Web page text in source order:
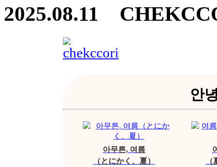
2025.08.11
안
아무튼, 여름
（とにかく、夏）